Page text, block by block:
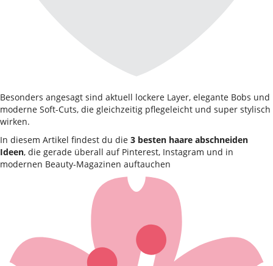
Besonders angesagt sind aktuell lockere Layer, elegante Bobs und
moderne Soft-Cuts, die gleichzeitig pflegeleicht und super stylisch
wirken.
In diesem Artikel findest du die 3 besten haare abschneiden
Ideen, die gerade überall auf Pinterest, Instagram und in
modernen Beauty-Magazinen auftauchen